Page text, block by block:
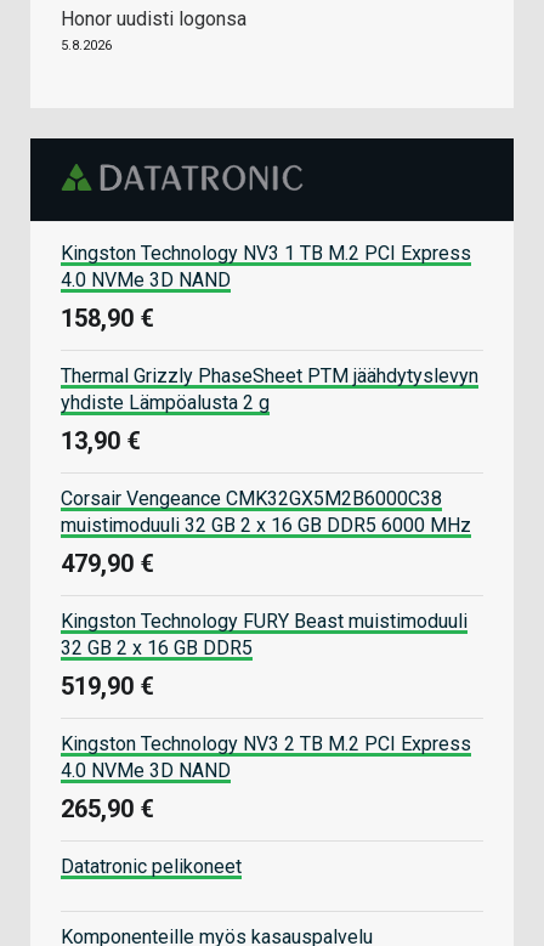
Honor uudisti logonsa
5.8.2026
Kingston Technology NV3 1 TB M.2 PCI Express
4.0 NVMe 3D NAND
158,90 €
Thermal Grizzly PhaseSheet PTM jäähdytyslevyn
yhdiste Lämpöalusta 2 g
13,90 €
Corsair Vengeance CMK32GX5M2B6000C38
muistimoduuli 32 GB 2 x 16 GB DDR5 6000 MHz
479,90 €
Kingston Technology FURY Beast muistimoduuli
32 GB 2 x 16 GB DDR5
519,90 €
Kingston Technology NV3 2 TB M.2 PCI Express
4.0 NVMe 3D NAND
265,90 €
Datatronic pelikoneet
Komponenteille myös kasauspalvelu